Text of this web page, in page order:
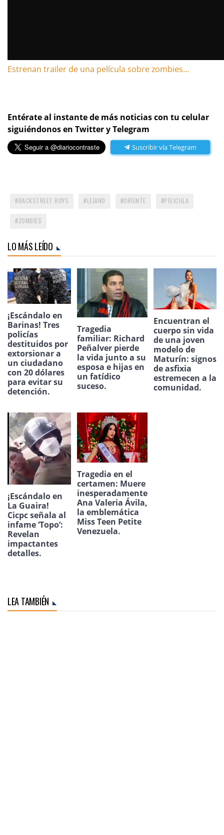
Estrenan trailer de una película sobre zombies…
Entérate al instante de más noticias con tu celular
siguiéndonos en Twitter y Telegram
Suscribir vía Telegram
BACKSTREET BOYS LEJANO ORIENTE PELICULA
ZOMBIES
LO MÁS LEÍDO
¡Escándalo en
Barinas! Tres
policías
destituidos por
extorsionar a
un ciudadano
con 20 dólares
para evitar su
detención.
Tragedia
familiar: Richard
Peñalver pierde
la vida junto a su
esposa e hijas en
un fatídico
suceso.
Encuentran el
cuerpo sin vida
de una joven
modelo de
Maturín: signos
de asfixia
estremecen a la
comunidad.
¡Escándalo en
La Guaira!
Cicpc señala al
infame ‘Topo’:
Revelan
impactantes
detalles.
Tragedia en el
certamen: Muere
inesperadamente
Ana Valeria Ávila,
la emblemática
Miss Teen Petite
Venezuela.
LEA TAMBIÉN